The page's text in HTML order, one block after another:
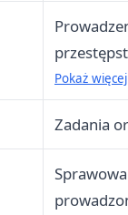
Pokaż więcej
Zadania